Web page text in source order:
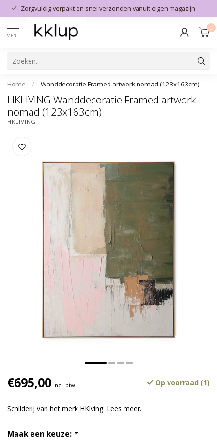
Zorgvuldig verpakt en snel verzonden vanuit eigen magazijn
MENU
0
Home / Wanddecoratie Framed artwork nomad (123x163cm)
HKLIVING Wanddecoratie Framed artwork
nomad (123x163cm)
HKLIVING
€695,00 Incl. btw Op voorraad (1)
Schilderij van het merk HKlving. Lees meer.
Maak een keuze: *